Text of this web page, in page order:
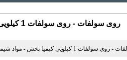
روی سولفات - روی سولفات 1 کیلویی کیمیا پخش - مواد شیمیایی
1 کیلویی کیمیا پخش - مواد شیمیایی